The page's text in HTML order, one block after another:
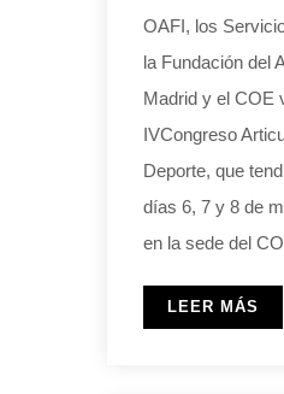
OAFI, los
la Fundación del
Madrid y el COE
IVCongreso
Deporte, que
días 6, 7 y 8 de
en la sede del
LEER MÁS